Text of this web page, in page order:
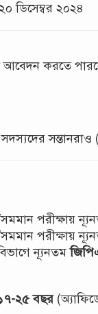
ডিসেম্বর ২০২৪
আবেদন করতে
পরীক্ষায়
পরীক্ষায়
ন্যূনতম
২৫ বছর